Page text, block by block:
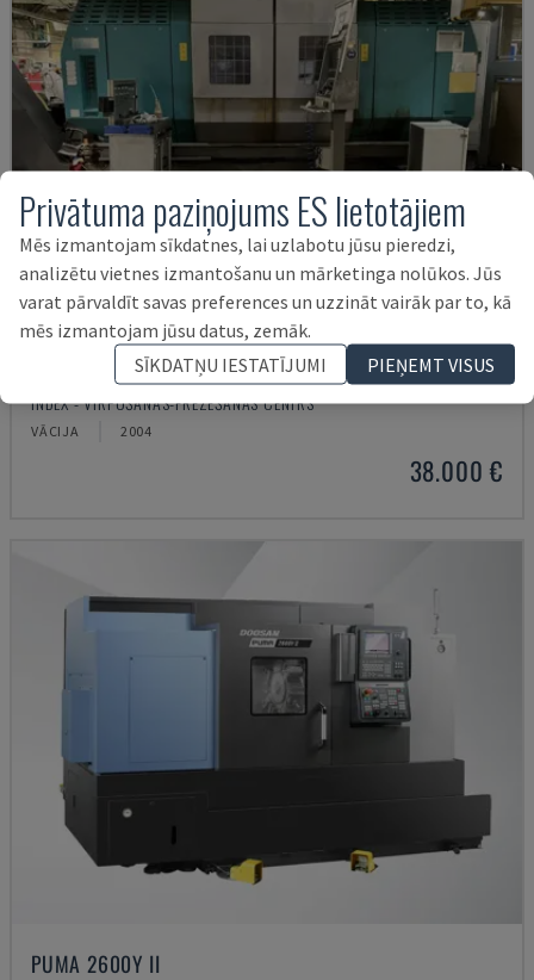
INDEX - VIRPOŠANAS-FRĒZĒŠANAS CENTRS
VĀCIJA 2004
38.000 €
PUMA 2600Y II
Privātuma paziņojums ES lietotājiem
Mēs izmantojam sīkdatnes, lai uzlabotu jūsu pieredzi,
analizētu vietnes izmantošanu un mārketinga nolūkos. Jūs
varat pārvaldīt savas preferences un uzzināt vairāk par to, kā
mēs izmantojam jūsu datus, zemāk.
SĪKDATŅU IESTATĪJUMI
PIEŅEMT VISUS